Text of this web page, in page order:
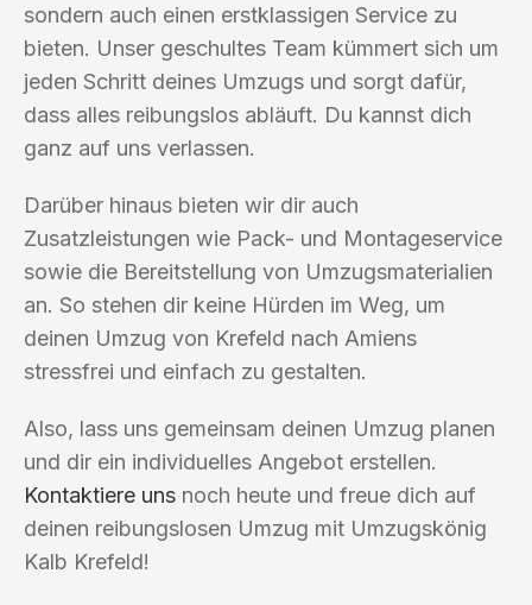
sondern auch einen erstklassigen Service zu
bieten. Unser geschultes Team kümmert sich um
jeden Schritt deines Umzugs und sorgt dafür,
dass alles reibungslos abläuft. Du kannst dich
ganz auf uns verlassen.
Darüber hinaus bieten wir dir auch
Zusatzleistungen wie Pack- und Montageservice
sowie die Bereitstellung von Umzugsmaterialien
an. So stehen dir keine Hürden im Weg, um
deinen Umzug von Krefeld nach Amiens
stressfrei und einfach zu gestalten.
Also, lass uns gemeinsam deinen Umzug planen
und dir ein individuelles Angebot erstellen.
Kontaktiere uns noch heute und freue dich auf
deinen reibungslosen Umzug mit Umzugskönig
Kalb Krefeld!